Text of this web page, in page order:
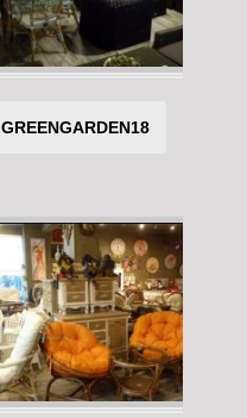
GREENGARDEN18